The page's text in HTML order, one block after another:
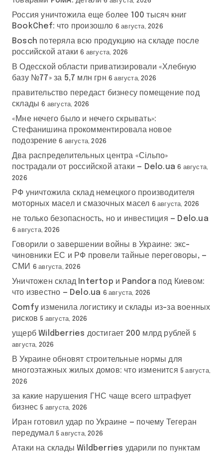
Россия уничтожила еще более 100 тысяч книг
BookChef: что произошло 6 августа, 2026
Bosch потеряла всю продукцию на складе после
российской атаки 6 августа, 2026
В Одесской области приватизировали «Хлебную
базу №77» за 5,7 млн грн 6 августа, 2026
правительство передаст бизнесу помещение под
склады 6 августа, 2026
«Мне нечего было и нечего скрывать»:
Стефанишина прокомментировала новое
подозрение 6 августа, 2026
Два распределительных центра «Сільпо»
пострадали от российской атаки — Delo.ua 6 августа,
2026
РФ уничтожила склад немецкого производителя
моторных масел и смазочных масел 6 августа, 2026
не только безопасность, но и инвестиция — Delo.ua
6 августа, 2026
Говорили о завершении войны в Украине: экс-
чиновники ЕС и РФ провели тайные переговоры, —
СМИ
6 августа, 2026
Уничтожен склад Intertop и Pandora под Киевом:
что известно — Delo.ua 6 августа, 2026
Comfy изменила логистику и склады из-за военных
рисков 5 августа, 2026
ущерб Wildberries достигает 200 млрд рублей 5
августа, 2026
В Украине обновят строительные нормы для
многоэтажных жилых домов: что изменится 5 августа,
2026
за какие нарушения ГНС чаще всего штрафует
бизнес 5 августа, 2026
Иран готовил удар по Украине — почему Тегеран
передумал 5 августа, 2026
Атаки на склады Wildberries ударили по пунктам